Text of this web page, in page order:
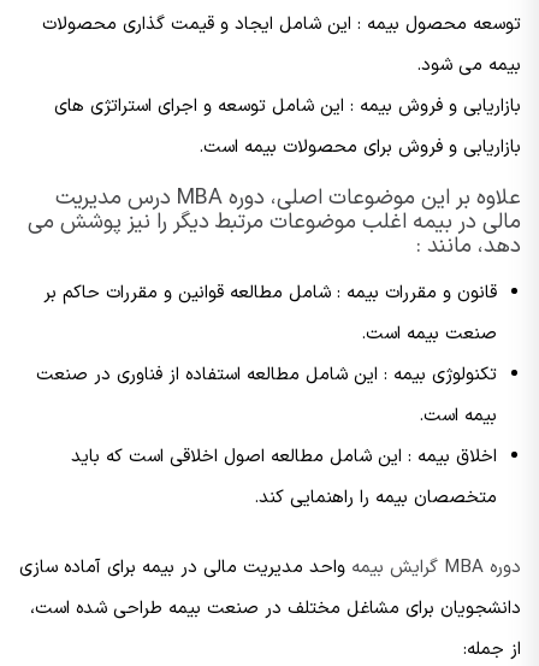
توسعه محصول بیمه : این شامل ایجاد و قیمت گذاری محصولات
بیمه می شود.
بازاریابی و فروش بیمه : این شامل توسعه و اجرای استراتژی های
بازاریابی و فروش برای محصولات بیمه است.
علاوه بر این موضوعات اصلی، دوره MBA درس مدیریت
مالی در بیمه اغلب موضوعات مرتبط دیگر را نیز پوشش می
دهد، مانند :
قانون و مقررات بیمه : شامل مطالعه قوانین و مقررات حاکم بر
صنعت بیمه است.
تکنولوژی بیمه : این شامل مطالعه استفاده از فناوری در صنعت
بیمه است.
اخلاق بیمه : این شامل مطالعه اصول اخلاقی است که باید
متخصصان بیمه را راهنمایی کند.
دوره MBA گرایش بیمه
واحد مدیریت مالی در بیمه برای آماده سازی
دانشجویان برای مشاغل مختلف در صنعت بیمه طراحی شده است،
از جمله: